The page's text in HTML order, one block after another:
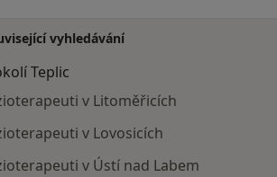
vyhledávání
Teplic
v Litoměřicích
v Lovosicích
v Ústí nad Labem